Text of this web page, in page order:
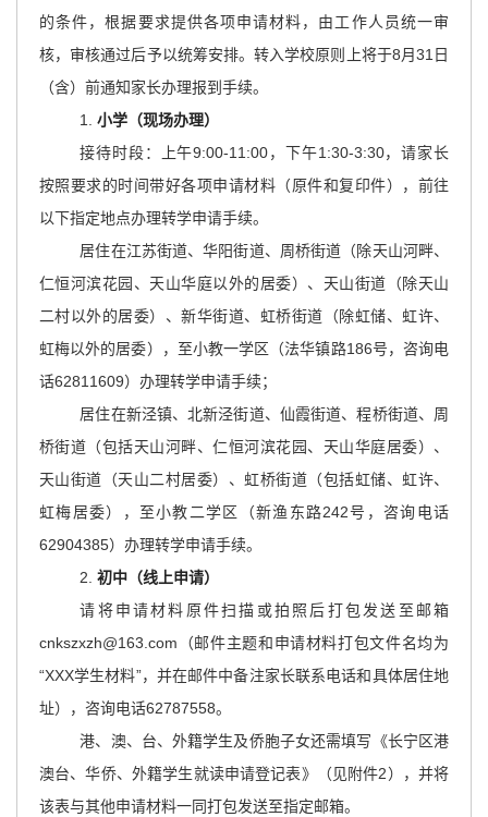
的条件，根据要求提供各项申请材料，由工作人员统一审
核，审核通过后予以统筹安排。转入学校原则上将于8月31日
（含）前通知家长办理报到手续。
1.小学（现场办理）
接待时段：上午9:00-11:00，下午1:30-3:30，请家长
按照要求的时间带好各项申请材料（原件和复印件），前往
以下指定地点办理转学申请手续。
居住在江苏街道、华阳街道、周桥街道（除天山河畔、
仁恒河滨花园、天山华庭以外的居委）、天山街道（除天山
二村以外的居委）、新华街道、虹桥街道（除虹储、虹许、
虹梅以外的居委），至小教一学区（法华镇路186号，咨询电
话62811609）办理转学申请手续；
居住在新泾镇、北新泾街道、仙霞街道、程桥街道、周
桥街道（包括天山河畔、仁恒河滨花园、天山华庭居委）、
天山街道（天山二村居委）、虹桥街道（包括虹储、虹许、
虹梅居委），至小教二学区（新渔东路242号，咨询电话
62904385）办理转学申请手续。
2.初中（线上申请）
请将申请材料原件扫描或拍照后打包发送至邮箱
cnkszxzh@163.com（邮件主题和申请材料打包文件名均为
“XXX学生材料”，并在邮件中备注家长联系电话和具体居住地
址），咨询电话62787558。
港、澳、台、外籍学生及侨胞子女还需填写《长宁区港
澳台、华侨、外籍学生就读申请登记表》（见附件2），并将
该表与其他申请材料一同打包发送至指定邮箱。